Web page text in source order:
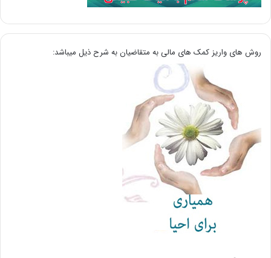
روش های واریز کمک های مالی به متقاضیان به شرح ذیل میباشد: